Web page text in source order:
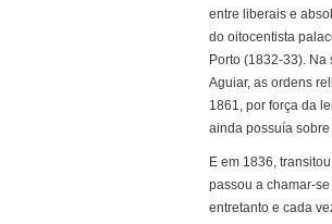
entre liberais e
do oitocentista
Porto (1832-33).
Aguiar, as ordens
1861, por força da
ainda possuía sobre
E em 1836,
passou a chamar-
entretanto e cada